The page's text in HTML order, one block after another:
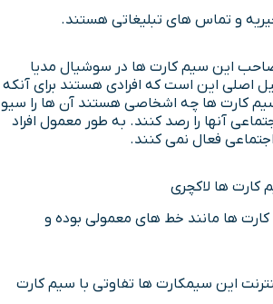
و تماس های تبلیغاتی هستند.
این سیم کارت ها در سوشیال مدیا
اصلی این است که افرادی هستند برای آنکه
کارت ها چه اشخاصی هستند آن ها را سیو
آنها را رصد کنند. به طور معمول افراد
فعال نمی کنند.
کارت ها لاکچری
ها مانند خط های معمولی بوده و
این سیمکارت ها تفاوتی با سیم کارت